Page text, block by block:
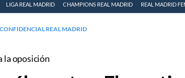
LIGA REAL MADRID CHAMPIONS REAL MADRID REAL MADRID
CONFIDENCIAL REAL MADRID
la oposición